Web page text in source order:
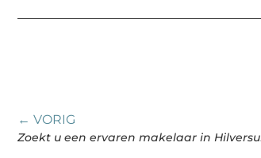
← VORIG
Zoekt u een ervaren makelaar in